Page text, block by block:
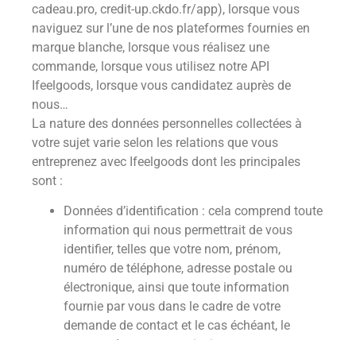
cadeau.pro, credit-up.ckdo.fr/app), lorsque vous
naviguez sur l’une de nos plateformes fournies en
marque blanche, lorsque vous réalisez une
commande, lorsque vous utilisez notre API
Ifeelgoods, lorsque vous candidatez auprès de
nous…
La nature des données personnelles collectées à
votre sujet varie selon les relations que vous
entreprenez avec Ifeelgoods dont les principales
sont :
Données d’identification : cela comprend toute
information qui nous permettrait de vous
identifier, telles que votre nom, prénom,
numéro de téléphone, adresse postale ou
électronique, ainsi que toute information
fournie par vous dans le cadre de votre
demande de contact et le cas échéant, le